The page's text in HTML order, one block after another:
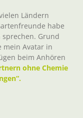
Ländern
habe
Grund
mein Avatar in
beim Anhören
ohne Chemie